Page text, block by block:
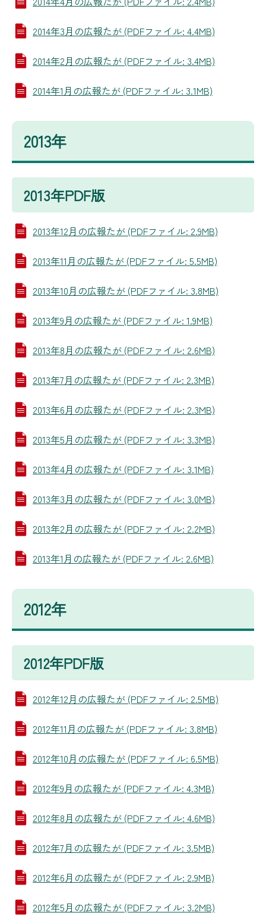
2014年3月の広報たが (PDFファイル: 4.4MB)
2014年2月の広報たが (PDFファイル: 3.4MB)
2014年1月の広報たが (PDFファイル: 3.1MB)
2013年
2013年PDF版
2013年12月の広報たが (PDFファイル: 2.9MB)
2013年11月の広報たが (PDFファイル: 5.5MB)
2013年10月の広報たが (PDFファイル: 3.8MB)
2013年9月の広報たが (PDFファイル: 1.9MB)
2013年8月の広報たが (PDFファイル: 2.6MB)
2013年7月の広報たが (PDFファイル: 2.3MB)
2013年6月の広報たが (PDFファイル: 2.3MB)
2013年5月の広報たが (PDFファイル: 3.3MB)
2013年4月の広報たが (PDFファイル: 3.1MB)
2013年3月の広報たが (PDFファイル: 3.0MB)
2013年2月の広報たが (PDFファイル: 2.2MB)
2013年1月の広報たが (PDFファイル: 2.6MB)
2012年
2012年PDF版
2012年12月の広報たが (PDFファイル: 2.5MB)
2012年11月の広報たが (PDFファイル: 3.8MB)
2012年10月の広報たが (PDFファイル: 6.5MB)
2012年9月の広報たが (PDFファイル: 4.3MB)
2012年8月の広報たが (PDFファイル: 4.6MB)
2012年7月の広報たが (PDFファイル: 3.5MB)
2012年6月の広報たが (PDFファイル: 2.9MB)
2012年5月の広報たが (PDFファイル: 3.2MB)